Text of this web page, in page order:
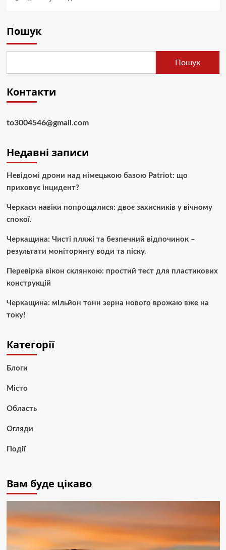
Пошук
Пошук
Контакти
to3004546@gmail.com
Недавні записи
Невідомі дрони над німецькою базою Patriot: що
приховує інцидент?
Черкаси навіки попрощалися: двоє захисників у вічному
спокої.
Черкащина: Чисті пляжі та безпечний відпочинок –
результати моніторингу води та піску.
Перевірка вікон склянкою: простий тест для пластикових
конструкцій
Черкащина: мільйон тонн зерна нового врожаю вже на
току!
Категорії
Блоги
Місто
Область
Огляди
Події
Вам буде цікаво